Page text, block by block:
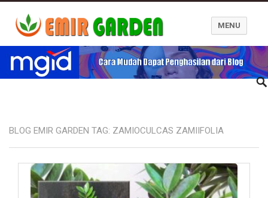
Blog Emir Garden
MENU
BLOG EMIR GARDEN TAG: ZAMIOCULCAS ZAMIIFOLIA